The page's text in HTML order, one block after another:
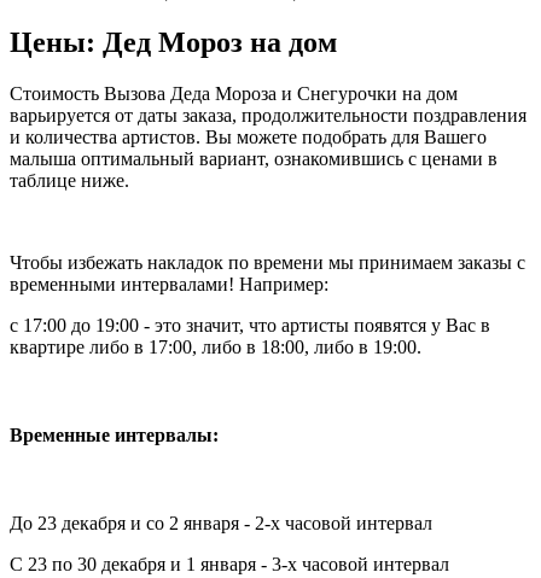
Цены: Дед Мороз на дом
Стоимость Вызова Деда Мороза и Снегурочки на дом
варьируется от даты заказа, продолжительности поздравления
и количества артистов. Вы можете подобрать для Вашего
малыша оптимальный вариант, ознакомившись с ценами в
таблице ниже.
Чтобы избежать накладок по времени мы принимаем заказы с
временными интервалами! Например:
с 17:00 до 19:00 - это значит, что артисты появятся у Вас в
квартире либо в 17:00, либо в 18:00, либо в 19:00.
Временные интервалы:
До 23 декабря и со 2 января - 2-х часовой интервал
С 23 по 30 декабря и 1 января - 3-х часовой интервал